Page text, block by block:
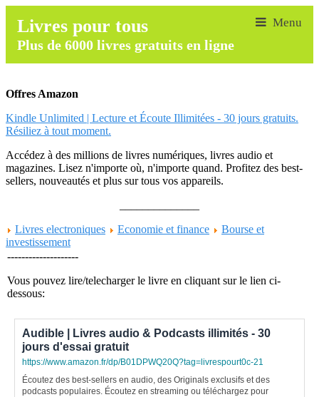
Livres pour tous
Plus de 6000 livres gratuits en ligne
Offres Amazon
Kindle Unlimited | Lecture et Écoute Illimitées - 30 jours gratuits.
Résiliez à tout moment.
Accédez à des millions de livres numériques, livres audio et
magazines. Lisez n'importe où, n'importe quand. Profitez des best-
sellers, nouveautés et plus sur tous vos appareils.
Livres electroniques
Economie et finance
Bourse et
investissement
--------------------
Vous pouvez lire/telecharger le livre en cliquant sur le lien ci-
dessous:
Audible | Livres audio & Podcasts illimités - 30
jours d'essai gratuit
https://www.amazon.fr/dp/B01DPWQ20Q?tag=livrespourt0c-21
Écoutez des best-sellers en audio, des Originals exclusifs et des
podcasts populaires. Écoutez en streaming ou téléchargez pour